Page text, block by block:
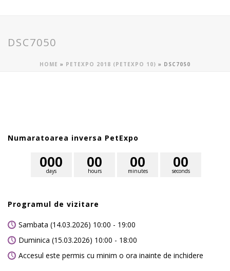
DSC7050
HOME » PETEXPO 2018 (PETEXPO 10) » DSC7050
Numaratoarea inversa PetExpo
days
000
hours
00
minutes
00
seconds
00
Programul de vizitare
Sambata (14.03.2026) 10:00 - 19:00
Duminica (15.03.2026) 10:00 - 18:00
Accesul este permis cu minim o ora inainte de inchidere